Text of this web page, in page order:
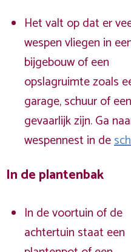
Het valt op dat er
wespen vliegen in
bijgebouw of een
opslagruimte zoals
garage, schuur of
gevaarlijk zijn. Ga
wespennest in de
In de plantenbak
In de voortuin of de
achtertuin staat een